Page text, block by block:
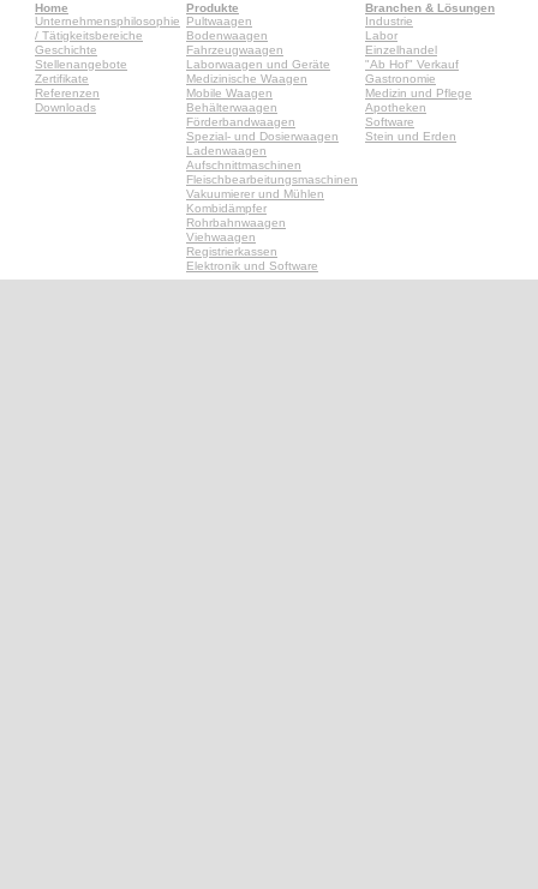
Home
Unternehmensphilosophie
/ Tätigkeitsbereiche
Geschichte
Stellenangebote
Zertifikate
Referenzen
Downloads
Produkte
Pultwaagen
Bodenwaagen
Fahrzeugwaagen
Laborwaagen und Geräte
Medizinische Waagen
Mobile Waagen
Behälterwaagen
Förderbandwaagen
Spezial- und Dosierwaagen
Ladenwaagen
Aufschnittmaschinen
Fleischbearbeitungsmaschinen
Vakuumierer und Mühlen
Kombidämpfer
Rohrbahnwaagen
Viehwaagen
Registrierkassen
Elektronik und Software
Branchen & Lösungen
Industrie
Labor
Einzelhandel
"Ab Hof" Verkauf
Gastronomie
Medizin und Pflege
Apotheken
Software
Stein und Erden